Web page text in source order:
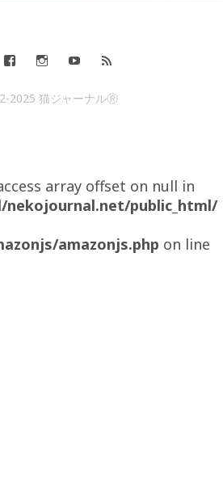
2025 猫ジャーナルⓇ
array offset on null in
public_html/
amazonjs.php on line